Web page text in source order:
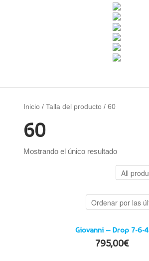
Inicio / Talla del producto / 60
60
Mostrando el único resultado
Giovanni – Drop 7-6-4
795,00€